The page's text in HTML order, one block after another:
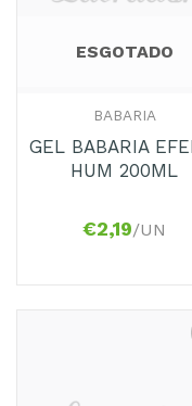
ESGOTADO
BABARIA
GEL BABARIA
HUM 200ML
€2,19/UN